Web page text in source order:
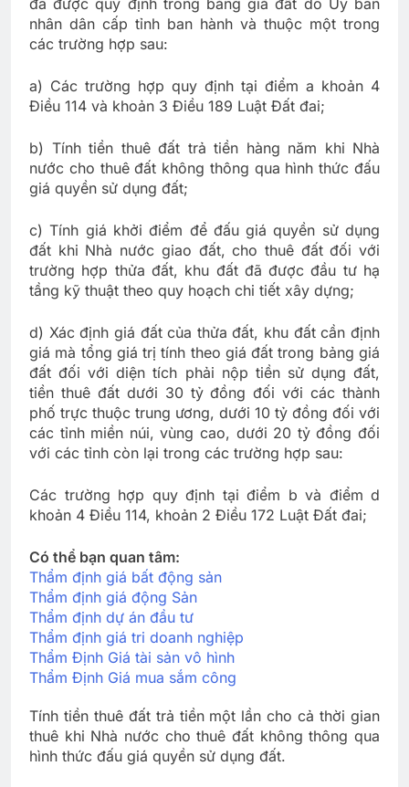
nhân dân cấp tỉnh ban hành và thuộc một trong
các trường hợp sau:
a) Các trường hợp quy định tại điểm a khoản 4
Điều 114 và khoản 3 Điều 189 Luật Đất đai;
b) Tính tiền thuê đất trả tiền hàng năm khi Nhà
nước cho thuê đất không thông qua hình thức đấu
giá quyền sử dụng đất;
c) Tính giá khởi điểm để đấu giá quyền sử dụng
đất khi Nhà nước giao đất, cho thuê đất đối với
trường hợp thửa đất, khu đất đã được đầu tư hạ
tầng kỹ thuật theo quy hoạch chi tiết xây dựng;
d) Xác định giá đất của thửa đất, khu đất cần định
giá mà tổng giá trị tính theo giá đất trong bảng giá
đất đối với diện tích phải nộp tiền sử dụng đất,
tiền thuê đất dưới 30 tỷ đồng đối với các thành
phố trực thuộc trung ương, dưới 10 tỷ đồng đối với
các tỉnh miền núi, vùng cao, dưới 20 tỷ đồng đối
với các tỉnh còn lại trong các trường hợp sau:
Các trường hợp quy định tại điểm b và điểm d
khoản 4 Điều 114, khoản 2 Điều 172 Luật Đất đai;
Có thể bạn quan tâm:
Thẩm định giá bất động sản
Thẩm định giá động Sản
Thẩm định dự án đầu tư
Thẩm định giá tri doanh nghiệp
Thẩm Định Giá tài sản vô hình
Thẩm Định Giá mua sắm công
Tính tiền thuê đất trả tiền một lần cho cả thời gian
thuê khi Nhà nước cho thuê đất không thông qua
hình thức đấu giá quyền sử dụng đất.